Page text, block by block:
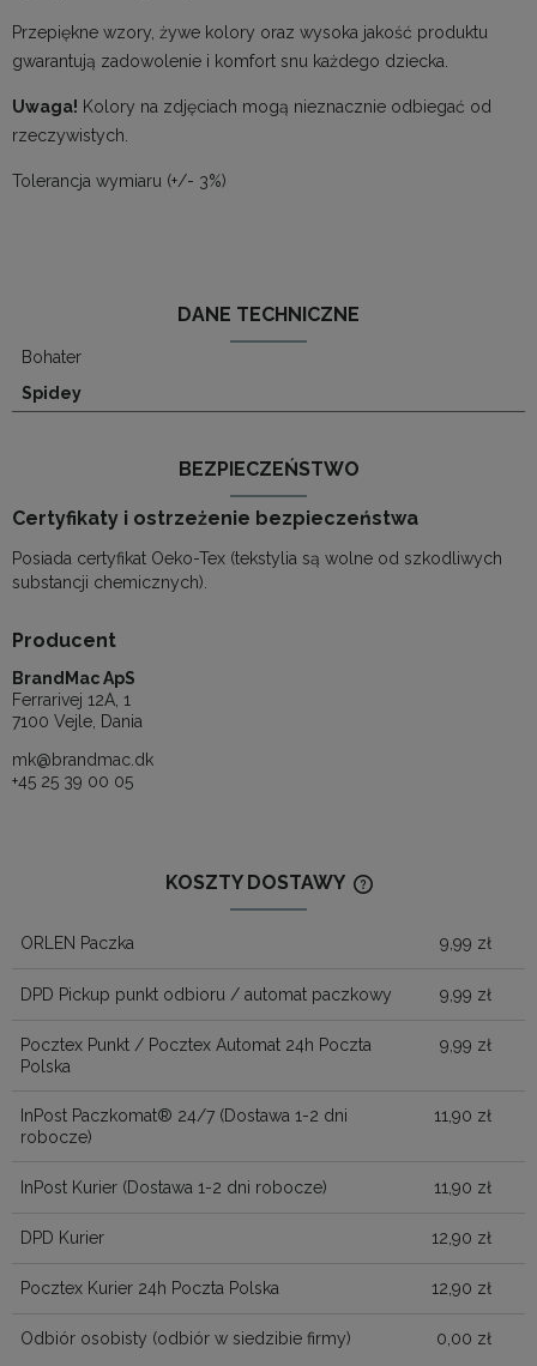
Przepiękne wzory, żywe kolory oraz wysoka jakość produktu
gwarantują zadowolenie i komfort snu każdego dziecka.
Uwaga! Kolory na zdjęciach mogą nieznacznie odbiegać od
rzeczywistych.
Tolerancja wymiaru (+/- 3%)
DANE TECHNICZNE
Bohater
Spidey
BEZPIECZEŃSTWO
Certyfikaty i ostrzeżenie bezpieczeństwa
Posiada certyfikat Oeko-Tex (tekstylia są wolne od szkodliwych
substancji chemicznych).
Producent
BrandMac ApS
Ferrarivej 12A, 1
7100 Vejle, Dania
mk@brandmac.dk
+45 25 39 00 05
KOSZTY DOSTAWY
ORLEN Paczka 9,99 zł
DPD Pickup punkt odbioru / automat paczkowy 9,99 zł
Pocztex Punkt / Pocztex Automat 24h Poczta
Polska
9,99 zł
InPost Paczkomat® 24/7 (Dostawa 1-2 dni
robocze)
11,90 zł
InPost Kurier (Dostawa 1-2 dni robocze) 11,90 zł
DPD Kurier 12,90 zł
Pocztex Kurier 24h Poczta Polska 12,90 zł
Odbiór osobisty (odbiór w siedzibie firmy) 0,00 zł